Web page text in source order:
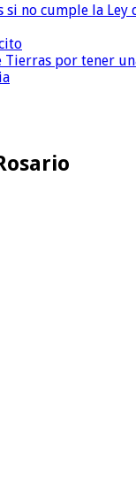
no cumple la Ley
por tener